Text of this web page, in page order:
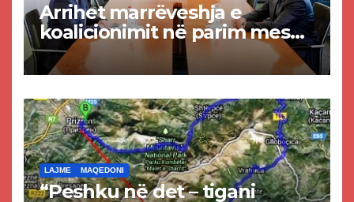
Arrihet marrëveshja e
koalicionimit në parim mes
Kurtit dhe Abdixhikut
LAJME MAQEDONI
“Peshku në det – tigani